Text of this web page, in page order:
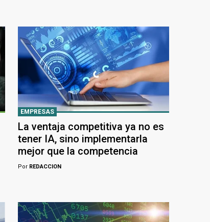
EMPRESAS
La ventaja competitiva ya no es
tener IA, sino implementarla
mejor que la competencia
Por REDACCION